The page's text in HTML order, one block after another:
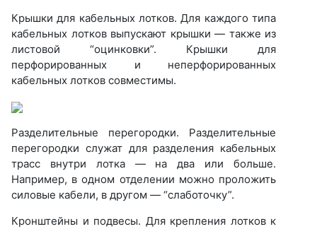
Крышки для кабельных лотков. Для каждого типа
кабельных лотков выпускают крышки — также из
листовой “оцинковки”. Крышки для
перфорированных и неперфорированных
кабельных лотков совместимы.
Разделительные перегородки. Разделительные
перегородки служат для разделения кабельных
трасс внутри лотка — на два или больше.
Например, в одном отделении можно проложить
силовые кабели, в другом — “слаботочку”.
Кронштейны и подвесы. Для крепления лотков к